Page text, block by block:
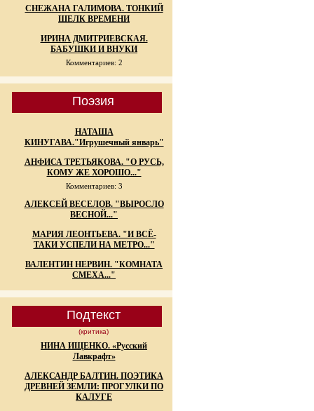
СНЕЖАНА ГАЛИМОВА. ТОНКИЙ
ШЕЛК ВРЕМЕНИ
ИРИНА ДМИТРИЕВСКАЯ.
БАБУШКИ И ВНУКИ
Комментариев: 2
Поэзия
НАТАША
КИНУГАВА."Игрушечный январь"
АНФИСА ТРЕТЬЯКОВА. "О РУСЬ,
КОМУ ЖЕ ХОРОШО..."
Комментариев: 3
АЛЕКСЕЙ ВЕСЕЛОВ. "ВЫРОСЛО
ВЕСНОЙ..."
МАРИЯ ЛЕОНТЬЕВА. "И ВСЁ-
ТАКИ УСПЕЛИ НА МЕТРО..."
ВАЛЕНТИН НЕРВИН. "КОМНАТА
СМЕХА..."
Подтекст
(критика)
НИНА ИЩЕНКО. «Русский
Лавкрафт»
АЛЕКСАНДР БАЛТИН. ПОЭТИКА
ДРЕВНЕЙ ЗЕМЛИ: ПРОГУЛКИ ПО
КАЛУГЕ